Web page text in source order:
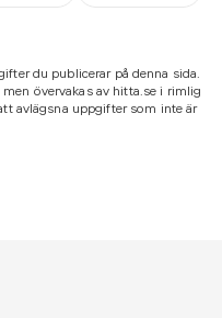
du publicerar på denna sida.
övervakas av hitta.se i rimlig
avlägsna uppgifter som inte är